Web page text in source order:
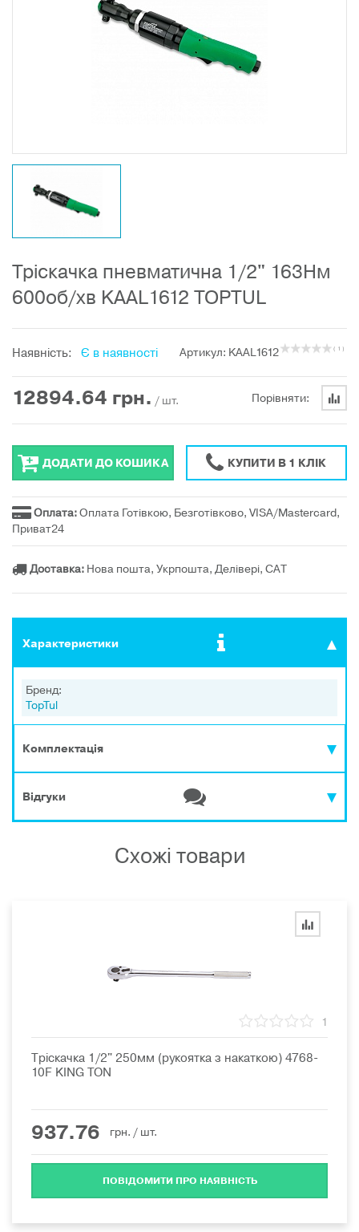
Тріскачка пневматична 1/2" 163Нм
600об/хв KAAL1612 TOPTUL
Наявність: Є в наявності Артикул: KAAL1612 ( 1 )
12894.64 грн. / шт. Порівняти:
ДОДАТИ ДО КОШИКА КУПИТИ В 1 КЛІК
Оплата:Оплата Готівкою, Безготівково, VISA/Mastercard,
Приват24
Доставка: Нова пошта, Укрпошта, Делівері, САТ
Характеристики
Бренд:
TopTul
Комплектація
Відгуки
Схожі товари
1
Тріскачка 1/2" 250мм (рукоятка з накаткою) 4768-
10F KING TON
937.76 грн. / шт.
ПОВІДОМИТИ ПРО НАЯВНІСТЬ